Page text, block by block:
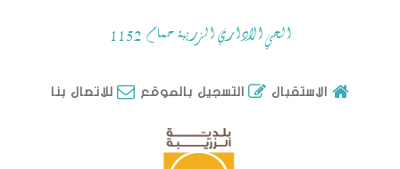
الحي الاداري الزريبة حمام 1152
الاستقبال التسجيل بالموقع